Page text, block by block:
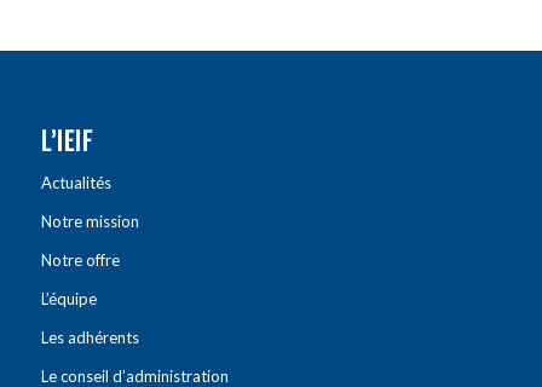
L’IEIF
Actualités
Notre mission
Notre offre
L’équipe
Les adhérents
Le conseil d’administration